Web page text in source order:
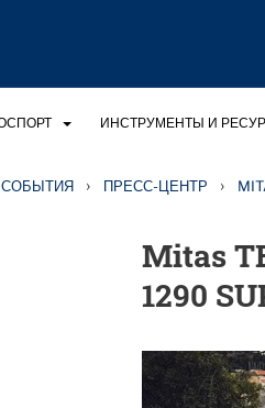
ИНСТРУМЕНТЫ И
› ПРЕСС-ЦЕНТР ›
Mitas
1290